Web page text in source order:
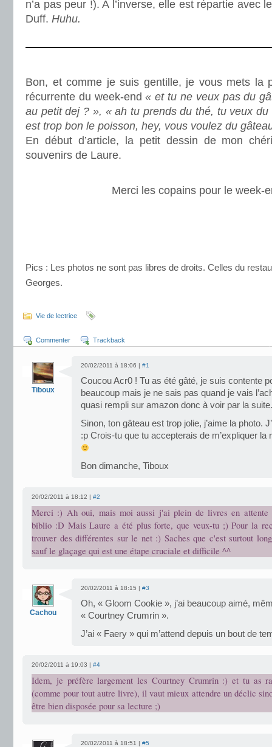
n’a pas peur !). A l’inverse, elle est répartie avec
Duff. Huhu.
Bon, et comme je suis gentille, je vous mets la
récurrente du week-end« et tu ne veux pas du
au petit dej ? », « ah tu prends du thé, tu veux
est trop bon le poisson, hey, vous voulez du
En début d’article, la petit dessin de mon
souvenirs de Laure.
Merci les copains pour le week-
Pics : Les photos ne sont pas libres de droits. Celles du
Georges.
Vie de lectrice
Commenter Trackback
Tiboux
20/02/2011 à 18:06 | #1
Coucou Acr0 ! Tu as été gâté, je suis contente
beaucoup mais je ne sais pas quand je vais
quasi rempli sur amazon donc à voir par la suite.
Sinon, ton gâteau est trop jolie, j’aime la photo.
:p Crois-tu que tu accepterais de m’expliquer
Bon dimanche, Tiboux
20/02/2011 à 18:12 | #2
Merci :) Ah oui, mais moi aussi j'ai plein de livres en attente
biblio :D Mais Laure a été plus forte, que veux-tu ;) Pour la
trouver des différentes sur le net :) Saches que c'est surtout
sauf le glaçage qui est une étape cruciale et difficile ^^
Cachou
20/02/2011 à 18:15 | #3
Oh, « Gloom Cookie », j’ai beaucoup aimé,
« Courtney Crumrin ».
J’ai « Faery » qui m’attend depuis un bout de
20/02/2011 à 19:03 | #4
Idem, je préfère largement les Courtney Crumrin :) et tu as
(comme pour tout autre livre), il vaut mieux attendre un déclic
être bien disposée pour sa lecture ;)
20/02/2011 à 18:51 | #5